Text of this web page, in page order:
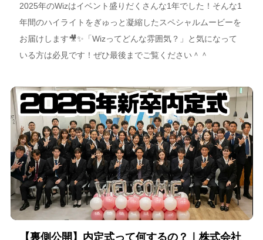
2025年のWizはイベント盛りだくさんな1年でした！そんな1
年間のハイライトをぎゅっと凝縮したスペシャルムービーを
お届けします🎥✨「Wizってどんな雰囲気？」と気になって
いる方は必見です！ぜひ最後までご覧ください＾＾
【裏側公開】内定式って何するの？｜株式会社